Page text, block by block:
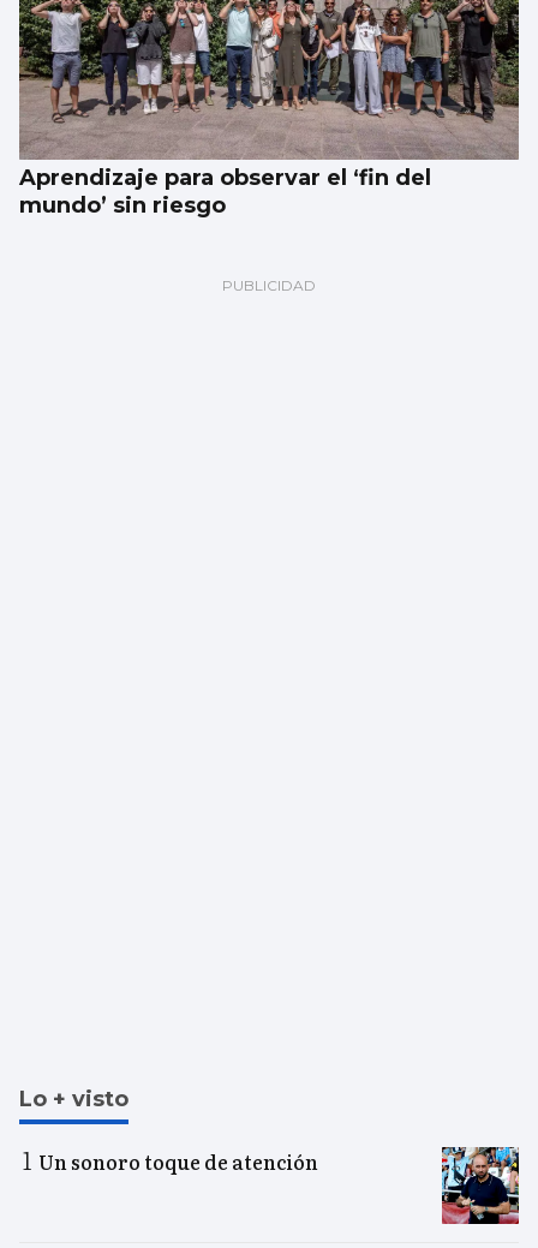
Aprendizaje para observar el ‘fin del
mundo’ sin riesgo
Lo + visto
Un sonoro toque de atención